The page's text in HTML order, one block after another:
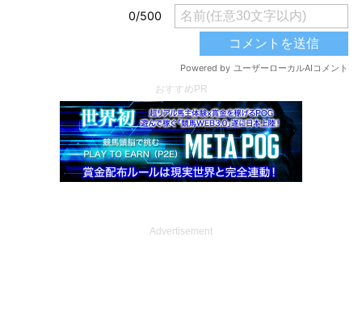
おすすめPR
Advertisement